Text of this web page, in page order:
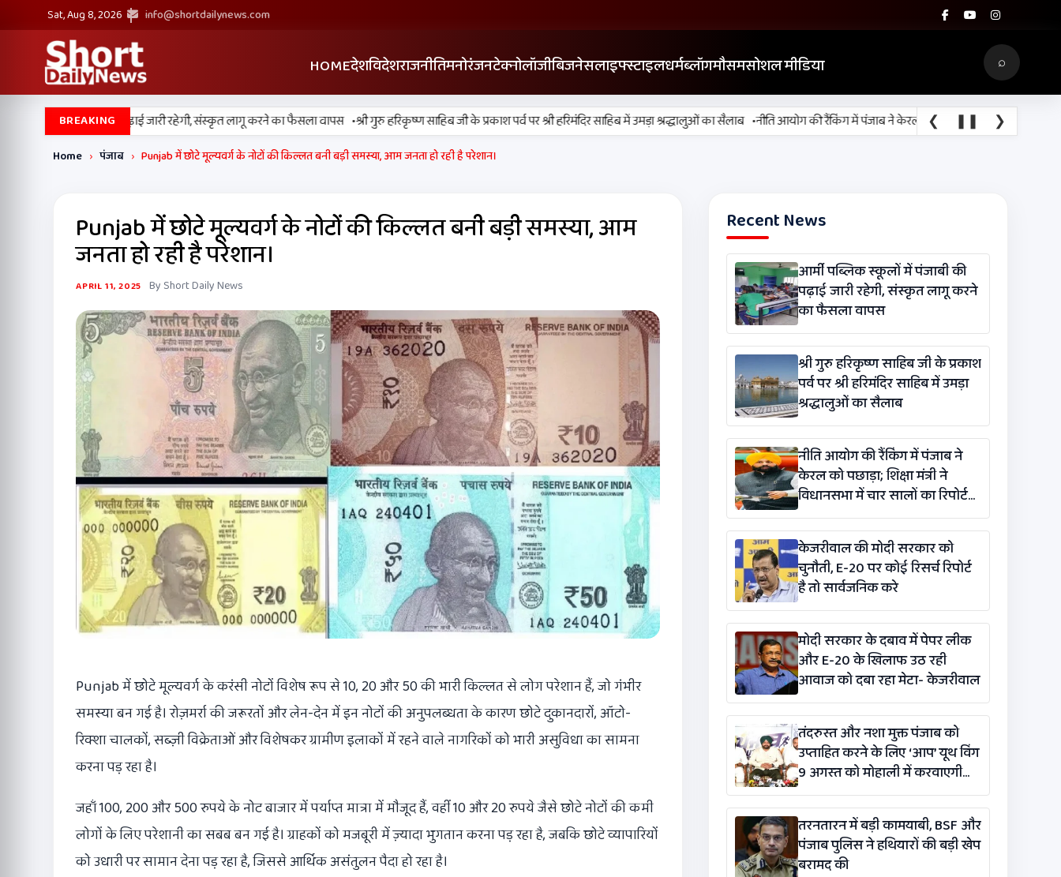
Sat, Aug 8, 2026 info@shortdailynews.com
HOMEदेशविदेशराजनीतिमनोरंजनटेक्नोलॉजीबिजनेसलाइफ्स्टाइलधर्मब्लॉगमौसमसोशल मीडिया ⌕
BREAKING
स्कूलों में पंजाबी की पढ़ाई जारी रहेगी, संस्कृत लागू करने का फैसला वापस •श्री गुरु हरिकृष्ण साहिब जी के प्रकाश पर्व पर श्री हरिमंदिर साहिब में उमड़ा श्रद्धालुओं का सैलाब •नीति आयोग की रैंकिंग में पंजाब ने केरल को पछाड़ा; शिक्षा मंत्री ने विधानसभा में
❮ ❚❚ ❯
Home › पंजाब › Punjab में छोटे मूल्यवर्ग के नोटों की किल्लत बनी बड़ी समस्या, आम जनता हो रही है परेशान।
Punjab में छोटे मूल्यवर्ग के नोटों की किल्लत बनी बड़ी समस्या, आम
जनता हो रही है परेशान।
APRIL 11, 2025 By Short Daily News
Punjab में छोटे मूल्यवर्ग के करंसी नोटों विशेष रूप से 10, 20 और 50 की भारी किल्लत से लोग परेशान हैं, जो गंभीर
समस्या बन गई है। रोज़मर्रा की जरूरतों और लेन-देन में इन नोटों की अनुपलब्धता के कारण छोटे दुकानदारों, ऑटो-
रिक्शा चालकों, सब्ज़ी विक्रेताओं और विशेषकर ग्रामीण इलाकों में रहने वाले नागरिकों को भारी असुविधा का सामना
करना पड़ रहा है।
जहाँ 100, 200 और 500 रुपये के नोट बाजार में पर्याप्त मात्रा में मौजूद हैं, वहीं 10 और 20 रुपये जैसे छोटे नोटों की कमी
लोगों के लिए परेशानी का सबब बन गई है। ग्राहकों को मजबूरी में ज़्यादा भुगतान करना पड़ रहा है, जबकि छोटे व्यापारियों
को उधारी पर सामान देना पड़ रहा है, जिससे आर्थिक असंतुलन पैदा हो रहा है।
Recent News
आर्मी पब्लिक स्कूलों में पंजाबी की
पढ़ाई जारी रहेगी, संस्कृत लागू करने
का फैसला वापस
श्री गुरु हरिकृष्ण साहिब जी के प्रकाश
पर्व पर श्री हरिमंदिर साहिब में उमड़ा
श्रद्धालुओं का सैलाब
नीति आयोग की रैंकिंग में पंजाब ने
केरल को पछाड़ा; शिक्षा मंत्री ने
विधानसभा में चार सालों का रिपोर्ट
कार्ड पेश किया
केजरीवाल की मोदी सरकार को
चुनौती, E-20 पर कोई रिसर्च रिपोर्ट
है तो सार्वजनिक करे
मोदी सरकार के दबाव में पेपर लीक
और E-20 के खिलाफ उठ रही
आवाज को दबा रहा मेटा- केजरीवाल
तंदरुस्त और नशा मुक्त पंजाब को
उप्ताहित करने के लिए ‘आप’ यूथ विंग
9 अगस्त को मोहाली में करवाएगी
मैराथन
तरनतारन में बड़ी कामयाबी, BSF और
पंजाब पुलिस ने हथियारों की बड़ी खेप
बरामद की